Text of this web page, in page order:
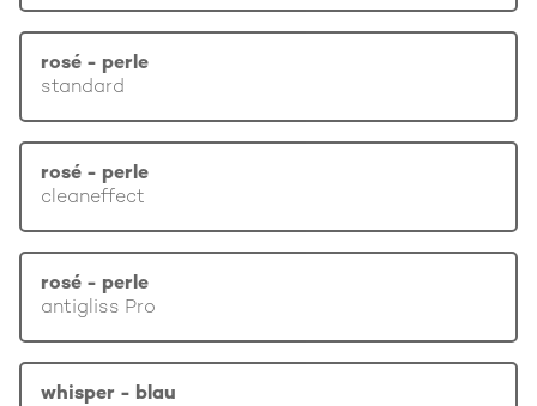
rosé - perle
standard
rosé - perle
cleaneffect
rosé - perle
antigliss Pro
whisper - blau